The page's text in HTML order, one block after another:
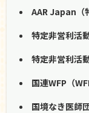
AAR Japan（
特定非営利活
特定非営利活
国連WFP（
国境なき医師